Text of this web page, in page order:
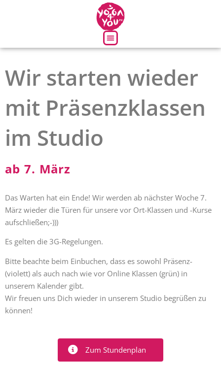
Wir starten wieder
mit Präsenzklassen
im Studio
ab 7. März
Das Warten hat ein Ende! Wir werden ab nächster Woche 7.
März wieder die Türen für unsere vor Ort-Klassen und -Kurse
aufschließen;-)))
Es gelten die 3G-Regelungen.
Bitte beachte beim Einbuchen, dass es sowohl Präsenz-
(violett) als auch nach wie vor Online Klassen (grün) in
unserem Kalender gibt.
Wir freuen uns Dich wieder in unserem Studio begrüßen zu
können!
Zum Stundenplan